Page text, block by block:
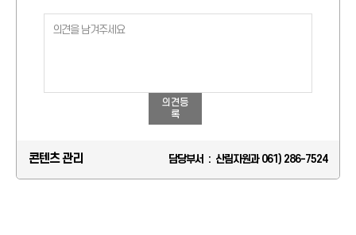
의견등
록
콘텐츠 관리 담당부서 : 산림자원과 061) 286-7524